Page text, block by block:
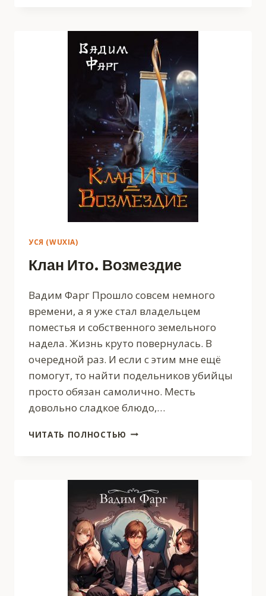
ТОМ
УСЯ (WUXIA)
Клан Ито. Возмездие
Вадим Фарг Прошло совсем немного
времени, а я уже стал владельцем
поместья и собственного земельного
надела. Жизнь круто повернулась. В
очередной раз. И если с этим мне ещё
помогут, то найти подельников убийцы
просто обязан самолично. Месть
довольно сладкое блюдо,…
ЧИТАТЬ ПОЛНОСТЬЮ КЛАН